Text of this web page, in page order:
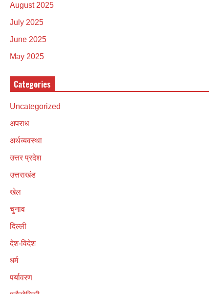
August 2025
July 2025
June 2025
May 2025
Categories
Uncategorized
अपराध
अर्थव्यवस्था
उत्तर प्रदेश
उत्तराखंड
खेल
चुनाव
दिल्ली
देश-विदेश
धर्म
पर्यावरण